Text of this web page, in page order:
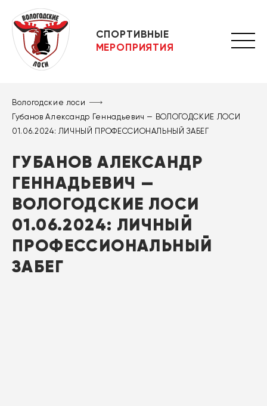
СПОРТИВНЫЕ
МЕРОПРИЯТИЯ
Вологодские лоси
Губанов Александр Геннадьевич — ВОЛОГОДСКИЕ ЛОСИ
01.06.2024: ЛИЧНЫЙ ПРОФЕССИОНАЛЬНЫЙ ЗАБЕГ
ГУБАНОВ АЛЕКСАНДР
ГЕННАДЬЕВИЧ —
ВОЛОГОДСКИЕ ЛОСИ
01.06.2024: ЛИЧНЫЙ
ПРОФЕССИОНАЛЬНЫЙ
ЗАБЕГ